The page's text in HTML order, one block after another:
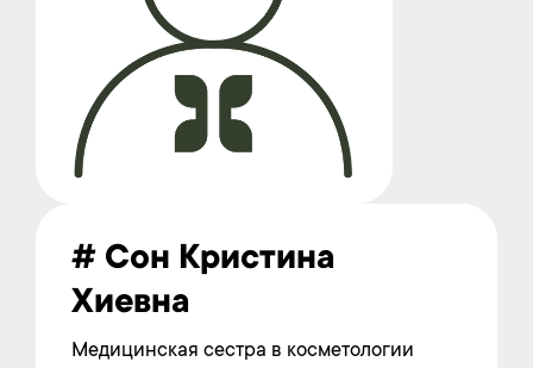
# Сон Кристина
Хиевна
Медицинская сестра в косметологии